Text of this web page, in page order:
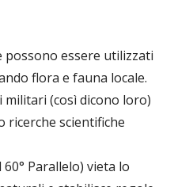
essere utilizzati
flora e fauna locale.
militari (così dicono loro)
ricerche scientifiche
Parallelo) vieta lo